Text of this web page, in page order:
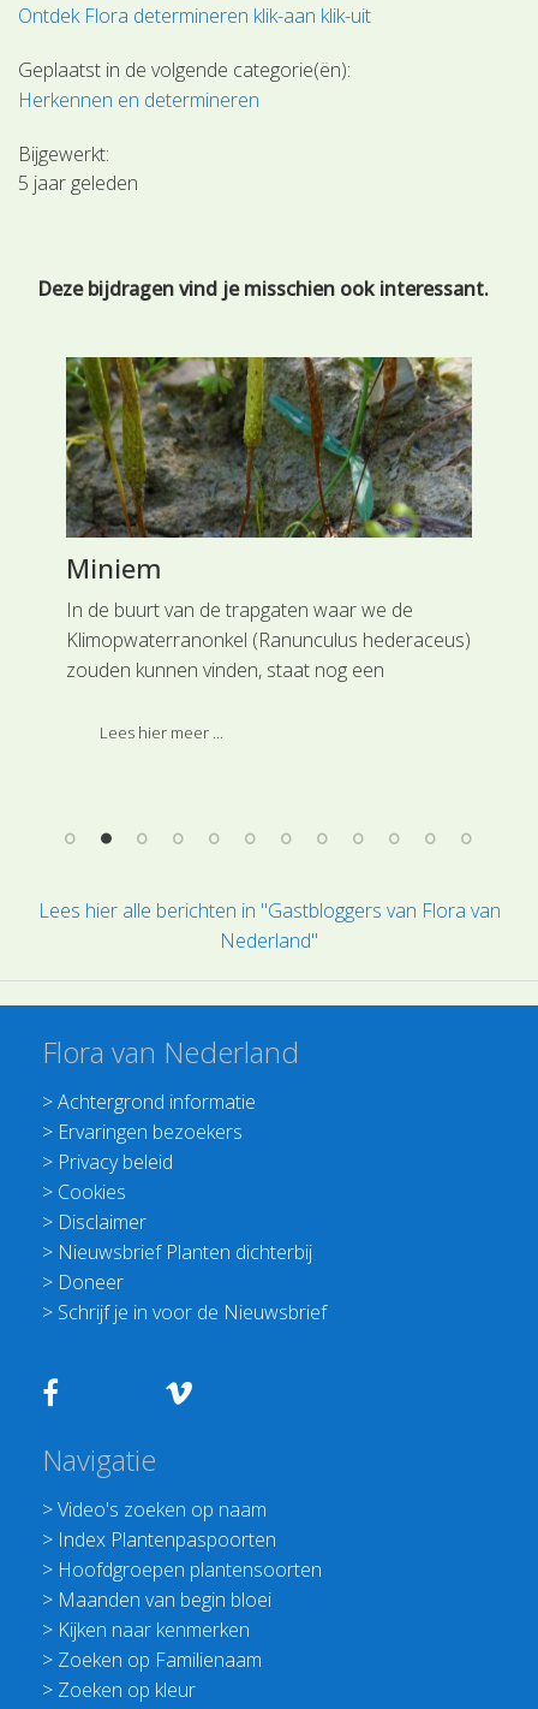
Ontdek Flora determineren klik-aan klik-uit
Geplaatst in de volgende categorie(ën):
Herkennen en determineren
Bijgewerkt:
5 jaar geleden
Deze bijdragen vind je misschien ook interessant.
Miniem
In de buurt van de trapgaten waar we de
Klimopwaterranonkel (Ranunculus hederaceus)
zouden kunnen vinden, staat nog een
Lees hier meer ...
Lees hier alle berichten in "Gastbloggers van Flora van
Nederland"
Flora van Nederland
>Achtergrond informatie
> Ervaringen bezoekers
> Privacy beleid
> Cookies
> Disclaimer
> Nieuwsbrief Planten dichterbij
> Doneer
> Schrijf je in voor de Nieuwsbrief
Navigatie
>Video's zoeken op naam
> Index Plantenpaspoorten
> Hoofdgroepen plantensoorten
> Maanden van begin bloei
> Kijken naar kenmerken
> Zoeken op Familienaam
> Zoeken op kleur